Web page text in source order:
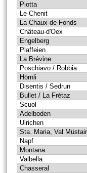
Piotta
Le Chenit
La Chaux-de-Fonds
Château-d'Oex
Engelberg
Plaffeien
La Brévine
Poschiavo / Robbia
Hörnli
Disentis / Sedrun
Bullet / La Frétaz
Scuol
Adelboden
Ulrichen
Sta. Maria, Val Müstair
Napf
Montana
Valbella
Chasseral